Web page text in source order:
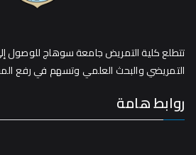
تتطلع كلية التمريض جامعة سوهاج للوصول
التمريضي والبحث العلمي وتسهم في رفع
روابط هامة